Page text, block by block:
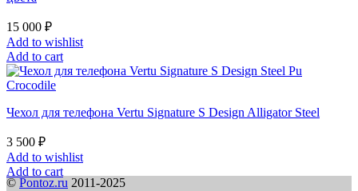
15 000 ₽
Add to wishlist
Add to cart
Чехол для телефона Vertu Signature S Design Alligator Steel
3 500 ₽
Add to wishlist
Add to cart
© Pontoz.ru 2011-2025